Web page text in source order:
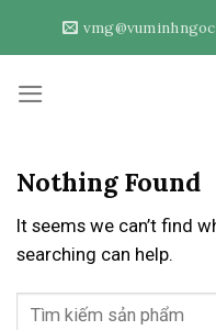
Nothing Found
It seems we can’t find
searching can help.